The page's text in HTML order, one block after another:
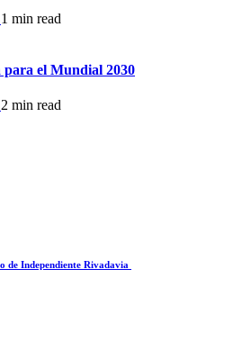
1 min read
para el Mundial 2030
2 min read
de Independiente Rivadavia